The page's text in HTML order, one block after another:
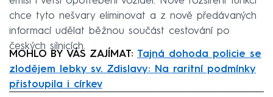
chce tyto nešvary eliminovat a z nově předávaných
informací udělat běžnou součást cestování po
českých silnicích.
MOHLO BY VÁS ZAJÍMAT: Tajná dohoda policie se
zlodějem lebky sv. Zdislavy: Na raritní podmínky
přistoupila i církev